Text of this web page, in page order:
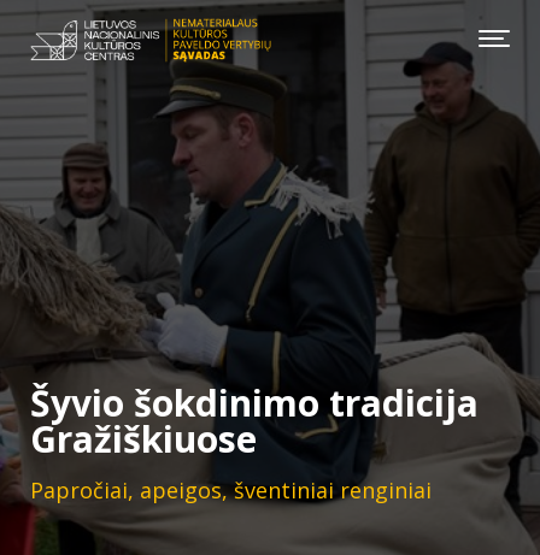
Šyvio šokdinimo tradicija
Gražiškiuose
Papročiai, apeigos, šventiniai renginiai